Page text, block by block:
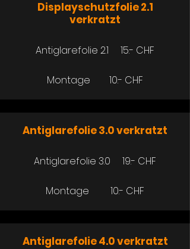
Displayschutzfolie 2.1
verkratzt
Antiglarefolie 2.1 15.- CHF
Montage 10.- CHF
Antiglarefolie 3.0 verkratzt
Antiglarefolie 3.0 19.- CHF
Montage 10.- CHF
Antiglarefolie 4.0 verkratzt